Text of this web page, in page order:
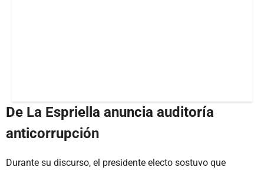
De La Espriella anuncia auditoría
anticorrupción
Durante su discurso, el presidente electo sostuvo que